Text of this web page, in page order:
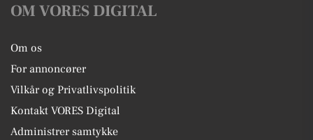
OM VORES DIGITAL
Om os
For annoncører
Vilkår og Privatlivspolitik
Kontakt VORES Digital
Administrer samtykke